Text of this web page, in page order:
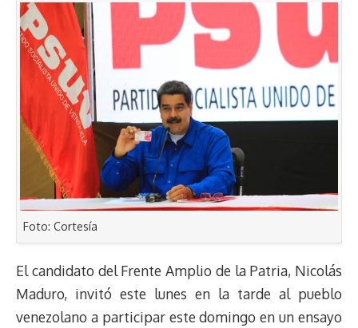
Foto: Cortesía
El candidato del Frente Amplio de la Patria, Nicolás
Maduro, invitó este lunes en la tarde al pueblo
venezolano a participar este domingo en un ensayo